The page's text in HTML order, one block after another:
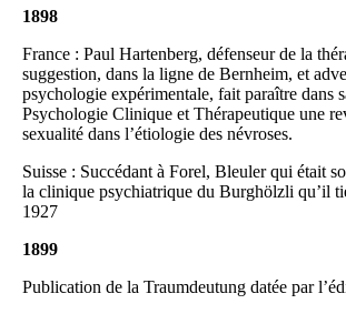
1898
France : Paul Hartenberg, défenseur de la
suggestion, dans la ligne de Bernheim, et
psychologie expérimentale, fait paraître dans
Psychologie Clinique et Thérapeutique une
sexualité dans l’étiologie des névroses.
Suisse : Succédant à Forel, Bleuler qui était
la clinique psychiatrique du Burghölzli qu’il
1927
1899
Publication de la Traumdeutung datée par